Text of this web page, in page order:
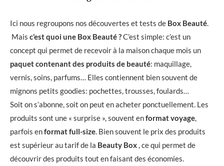
Ici nous regroupons nos découvertes et tests de Box Beauté.
Mais c’est quoi une Box Beauté ?C’est simple: c’est un
concept qui permet de recevoir à la maison chaque mois un
paquet contenant des produits de beauté: maquillage,
vernis, soins, parfums… Elles contiennent bien souvent de
mignons petits goodies: pochettes, trousses, foulards…
Soit on s’abonne, soit on peut en acheter ponctuellement. Les
produits sont une « surprise », souvent enformat voyage,
parfois enformat full-size. Bien souvent le prix des produits
est supérieur au tarif de la Beauty Box, ce qui permet de
découvrir des produits tout en faisant des économies.